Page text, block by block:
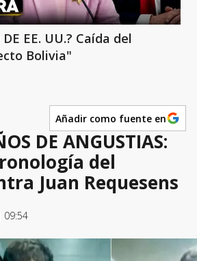
EE. UU.? Caída del
Bolivia"
Añadir como fuente en
DE ANGUSTIAS:
del
Juan Requesens
09:54